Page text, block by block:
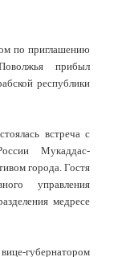
по приглашению
прибыл
республики
встреча с
Мукаддас-
города. Гостя
управления
медресе
губернатором